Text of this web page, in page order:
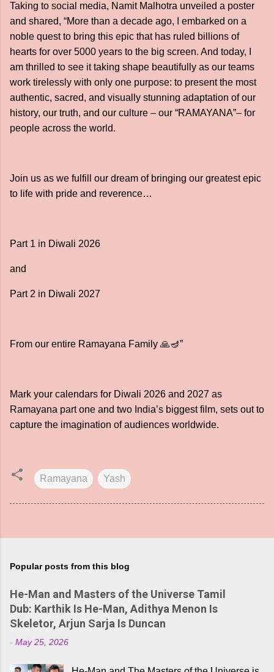
Taking to social media, Namit Malhotra unveiled a poster
and shared, “More than a decade ago, I embarked on a
noble quest to bring this epic that has ruled billions of
hearts for over 5000 years to the big screen. And today, I
am thrilled to see it taking shape beautifully as our teams
work tirelessly with only one purpose: to present the most
authentic, sacred, and visually stunning adaptation of our
history, our truth, and our culture – our “RAMAYANA”– for
people across the world.
Join us as we fulfill our dream of bringing our greatest epic
to life with pride and reverence…
Part 1 in Diwali 2026
and
Part 2 in Diwali 2027
From our entire Ramayana Family 🙏🪔”
Mark your calendars for Diwali 2026 and 2027 as
Ramayana part one and two India’s biggest film, sets out to
capture the imagination of audiences worldwide.
Ramayana Yash
Popular posts from this blog
He-Man and Masters of the Universe Tamil
Dub: Karthik Is He-Man, Adithya Menon Is
Skeletor, Arjun Sarja Is Duncan
- May 25, 2026